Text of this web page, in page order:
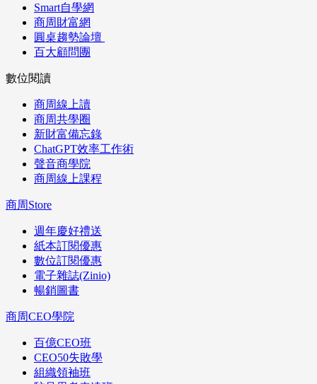
Smart自學網
商周財富網
圓桌趨勢論壇
百大顧問團
數位閱讀
商周線上讀
商周共學圈
新財富備忘錄
ChatGPT效率工作術
聲音商學院
商周線上課程
商周Store
週年慶好禮送
紙本訂閱優惠
數位訂閱優惠
電子雜誌(Zinio)
暢銷圖書
商周CEO學院
百億CEO班
CEO50失敗學
組織領袖班